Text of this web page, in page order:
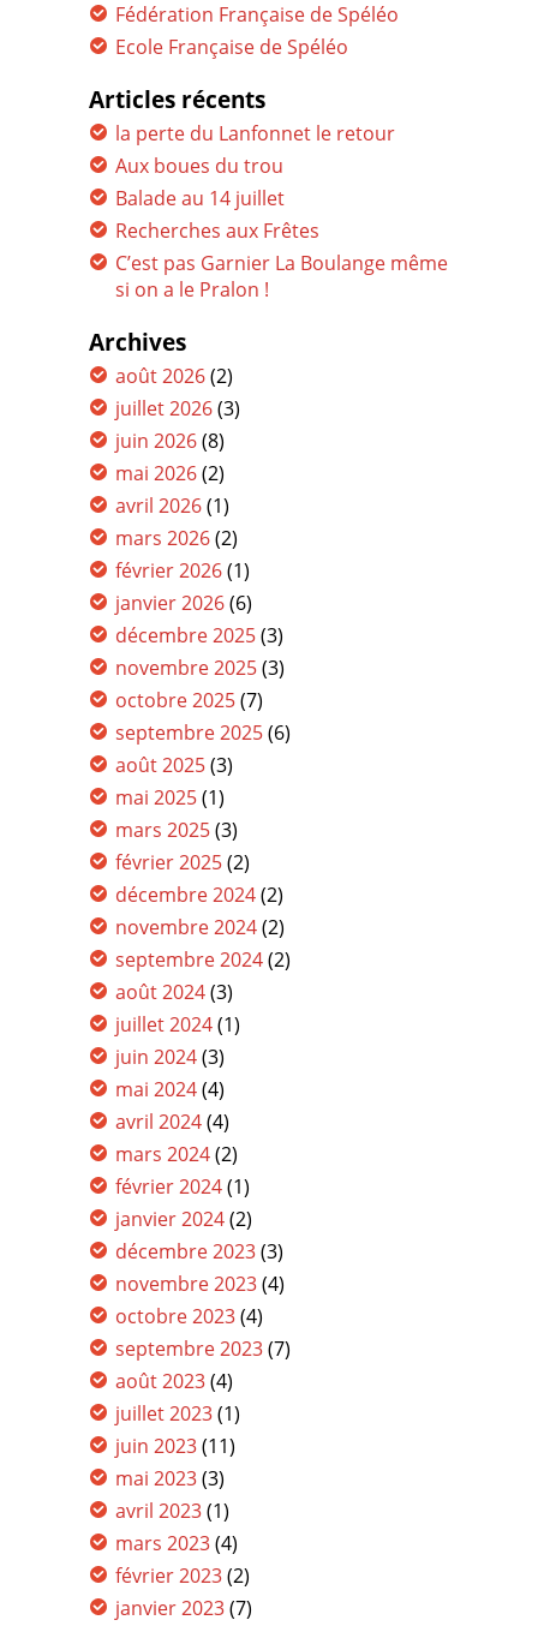
Fédération Française de Spéléo
Ecole Française de Spéléo
Articles récents
la perte du Lanfonnet le retour
Aux boues du trou
Balade au 14 juillet
Recherches aux Frêtes
C’est pas Garnier La Boulange même
si on a le Pralon !
Archives
août 2026(2)
juillet 2026(3)
juin 2026(8)
mai 2026(2)
avril 2026(1)
mars 2026(2)
février 2026(1)
janvier 2026(6)
décembre 2025(3)
novembre 2025(3)
octobre 2025(7)
septembre 2025(6)
août 2025(3)
mai 2025(1)
mars 2025(3)
février 2025(2)
décembre 2024(2)
novembre 2024(2)
septembre 2024(2)
août 2024(3)
juillet 2024(1)
juin 2024(3)
mai 2024(4)
avril 2024(4)
mars 2024(2)
février 2024(1)
janvier 2024(2)
décembre 2023(3)
novembre 2023(4)
octobre 2023(4)
septembre 2023(7)
août 2023(4)
juillet 2023(1)
juin 2023(11)
mai 2023(3)
avril 2023(1)
mars 2023(4)
février 2023(2)
janvier 2023(7)